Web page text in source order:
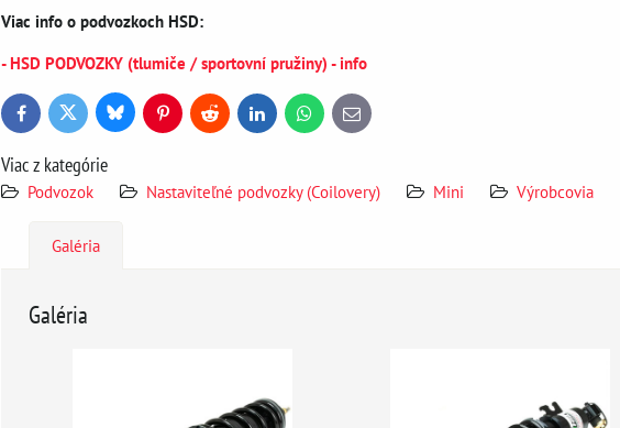
Viac info o podvozkoch HSD:
- HSD PODVOZKY (tlumiče / sportovní pružiny) - info
FacebookTwitter BlueskyPinterestReddit LinkedInWhatsApp
E-
mail
Viac z kategórie
Podvozok Nastaviteľné podvozky (Coilovery) Mini Výrobcovia
Galéria
Galéria